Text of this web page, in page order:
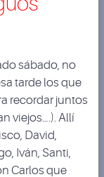
sábado, no
tarde los que
recordar juntos
viejos….). Allí
David,
Iván, Santi,
Carlos que